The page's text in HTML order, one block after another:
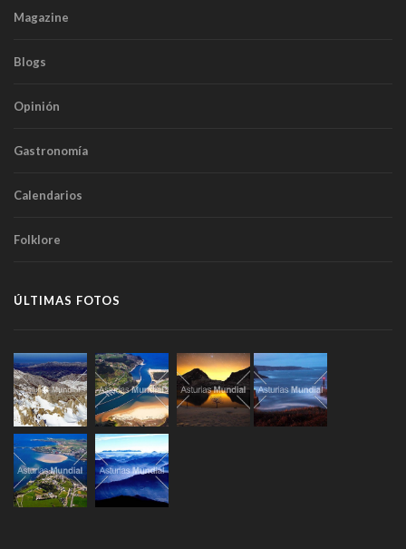
Magazine
Blogs
Opinión
Gastronomía
Calendarios
Folklore
ÚLTIMAS FOTOS